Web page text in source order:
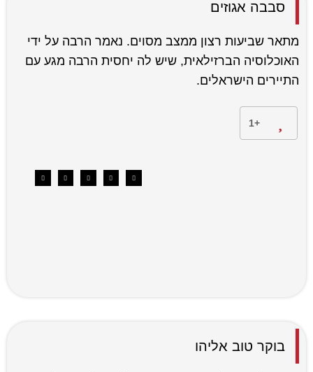
סבבה אגוזים
מתאר שביעות רצון ממצב מסוים. נאמר הרבה על ידי
האוכלוסיה הברזילאית, שיש לה יחסית הרבה מגע עם
התיירים הישראלים.
+1
בוקר טוב אליהו